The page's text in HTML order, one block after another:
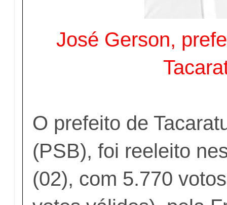
José Gerson,
O prefeito de
(PSB), foi reeleito
(02), com 5.770